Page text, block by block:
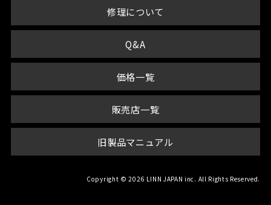
修理について
Q&A
価格一覧
販売店一覧
旧製品マニュアル
Copyright © 2026 LINN JAPAN inc. All Rights Reserved.